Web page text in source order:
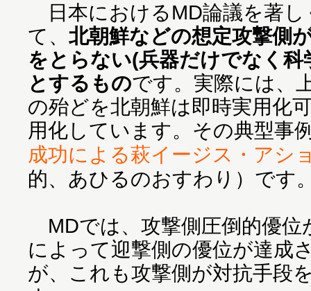
日本におけるMD論議を著
て、 北朝鮮などの想定攻撃側
をとらない(兵器だけでなく
とするものです。実際には、
の殆どを北朝鮮は即時実用化
用化しています。その典型事
成功による萩イージス・アシ
的、あひるのおすわり）です
MDでは、攻撃側圧倒的優位
によって迎撃側の優位が達成
が、これも攻撃側が対抗手段